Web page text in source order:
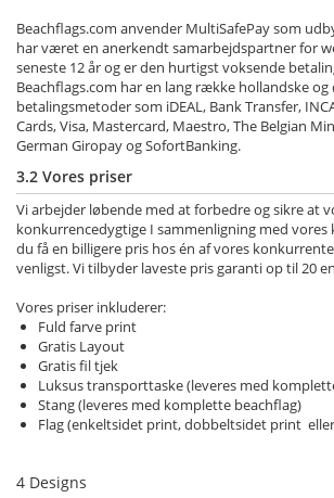
Beachflags.com anvender MultiSafePay som
har været en anerkendt samarbejdspartner for
seneste 12 år og er den hurtigst voksende
Beachflags.com har en lang række hollandske
betalingsmetoder som iDEAL, Bank Transfer,
Cards, Visa, Mastercard, Maestro, The Belgian
German Giropay og SofortBanking.
3.2 Vores priser
Vi arbejder løbende med at forbedre og sikre at
konkurrencedygtige I sammenligning med
du få en billigere pris hos én af vores
venligst. Vi tilbyder laveste pris garanti op til 20
Vores priser inkluderer:
Fuld farve print
Gratis Layout
Gratis fil tjek
Luksus transporttaske (leveres med
Stang (leveres med komplette beachflag)
Flag (enkeltsidet print, dobbeltsidet print
4 Designs